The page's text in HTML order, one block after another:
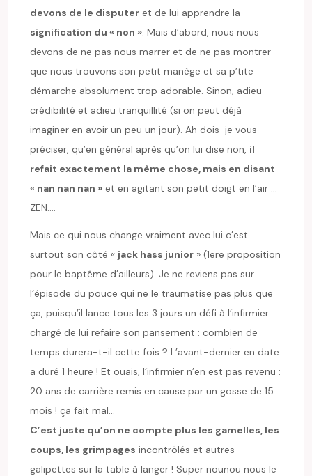
devons de le disputer et de lui apprendre la
signification du « non ». Mais d’abord, nous nous
devons de ne pas nous marrer et de ne pas montrer
que nous trouvons son petit manège et sa p’tite
démarche absolument trop adorable. Sinon, adieu
crédibilité et adieu tranquillité (si on peut déjà
imaginer en avoir un peu un jour). Ah dois-je vous
préciser, qu’en général après qu’on lui dise non, il
refait exactement la même chose, mais en disant
« nan nan nan » et en agitant son petit doigt en l’air …
ZEN….
Mais ce qui nous change vraiment avec lui c’est
surtout son côté « jack hass junior » (1ere proposition
pour le baptême d’ailleurs). Je ne reviens pas sur
l’épisode du pouce qui ne le traumatise pas plus que
ça, puisqu’il lance tous les 3 jours un défi à l’infirmier
chargé de lui refaire son pansement : combien de
temps durera-t-il cette fois ? L’avant-dernier en date
a duré 1 heure ! Et ouais, l’infirmier n’en est pas revenu :
20 ans de carrière remis en cause par un gosse de 15
mois ! ça fait mal…
C’est juste qu’on ne compte plus les gamelles, les
coups, les grimpages incontrôlés et autres
galipettes sur la table à langer ! Super nounou nous le